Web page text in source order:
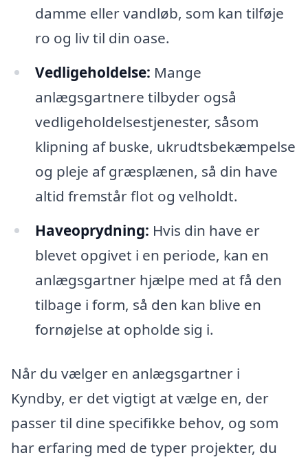
damme eller vandløb, som kan tilføje
ro og liv til din oase.
Vedligeholdelse: Mange
anlægsgartnere tilbyder også
vedligeholdelsestjenester, såsom
klipning af buske, ukrudtsbekæmpelse
og pleje af græsplænen, så din have
altid fremstår flot og velholdt.
Haveoprydning: Hvis din have er
blevet opgivet i en periode, kan en
anlægsgartner hjælpe med at få den
tilbage i form, så den kan blive en
fornøjelse at opholde sig i.
Når du vælger en anlægsgartner i
Kyndby, er det vigtigt at vælge en, der
passer til dine specifikke behov, og som
har erfaring med de typer projekter, du